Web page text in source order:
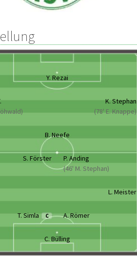
Y. Rezai
K. Stephan
(78' E. Knappe)
B. Neefe
S. Förster
P. Anding
(46' M. Stephan)
L. Meister
T. Simla C A. Römer
C. Bülling